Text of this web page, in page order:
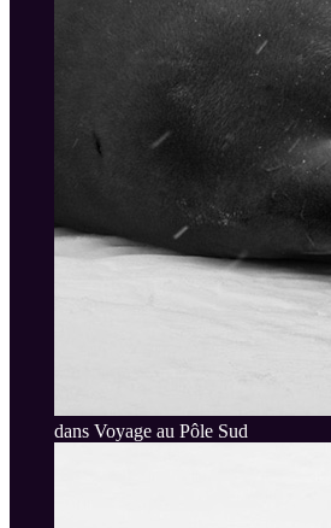
dans Voyage au Pôle Sud